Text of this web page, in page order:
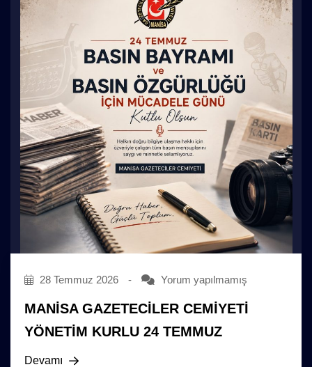
28 Temmuz 2026 - Yorum yapılmamış
MANİSA GAZETECİLER CEMİYETİ
YÖNETİM KURLU 24 TEMMUZ
Devamı